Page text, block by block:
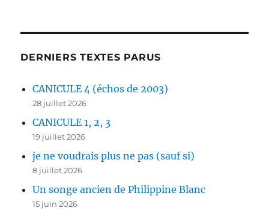
DERNIERS TEXTES PARUS
CANICULE 4 (échos de 2003)
28 juillet 2026
CANICULE 1, 2, 3
19 juillet 2026
je ne voudrais plus ne pas (sauf si)
8 juillet 2026
Un songe ancien de Philippine Blanc
15 juin 2026